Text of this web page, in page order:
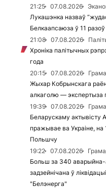
21:25 07.08.2026
Лукашэнка назваў
Белкаапсаюза ў 11 разоў
21:08
07.08.2026
Хроніка палітычных
года
20:15
07.08.2026
Жыхар Кобрынскага
алкаголю — экспертыза
19:39
07.08.2026
Беларускаму актывісту
пражывае ва Украіне,
Польшчу
19:22
07.08.2026
Больш за 340
задзейнічана ў
"Белэнерга"